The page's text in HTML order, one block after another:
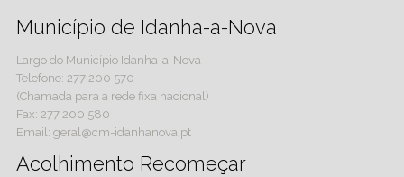
Município de Idanha-a-Nova
Largo do Município Idanha-a-Nova
Telefone: 277 200 570
(Chamada para a rede fixa nacional)
Fax: 277 200 580
Email: geral@cm-idanhanova.pt
Acolhimento Recomeçar